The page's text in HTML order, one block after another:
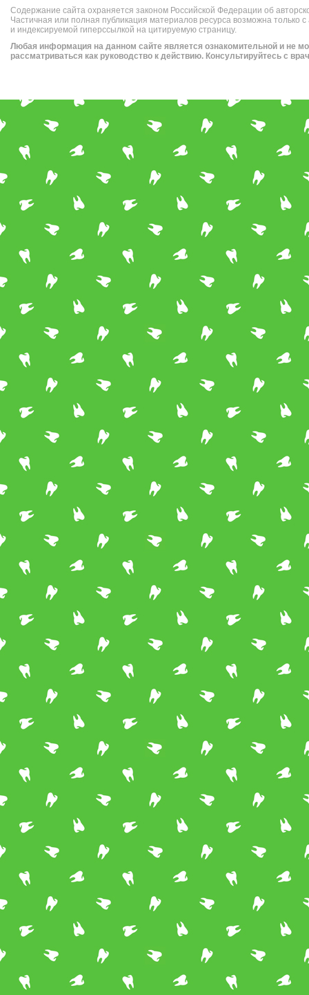
Содержание сайта охраняется законом Российской Федерации об
Частичная или полная публикация материалов ресурса возможна только с
и индексируемой гиперссылкой на цитируемую страницу.
Любая информация на данном сайте является ознакомительной и не
рассматриваться как руководство к действию. Консультируйтесь с